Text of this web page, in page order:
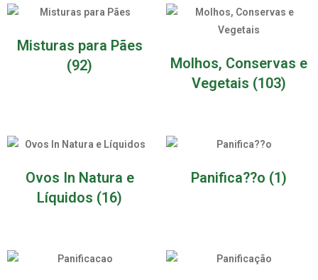
Misturas para Pães
(92)
Molhos, Conservas e
Vegetais (103)
Ovos In Natura e
Líquidos (16)
Panifica??o (1)